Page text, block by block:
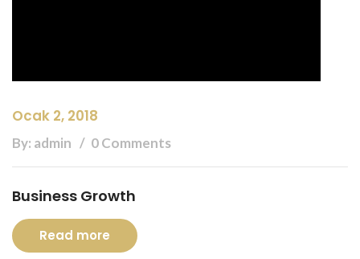
Ocak 2, 2018
By: admin 0 Comments
Business Growth
Read more